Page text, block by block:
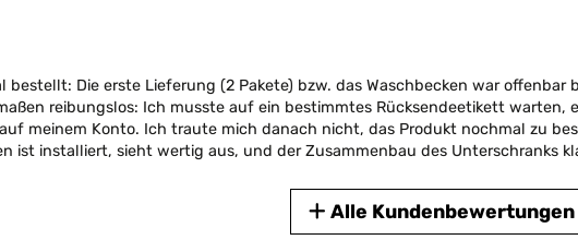
bestellt: Die erste Lieferung (2 Pakete) bzw. das Waschbecken war
reibungslos: Ich musste auf ein bestimmtes Rücksendeetikett
meinem Konto. Ich traute mich danach nicht, das Produkt nochmal zu
ist installiert, sieht wertig aus, und der Zusammenbau des Unterschranks
durch Chal-Tec GmbH nicht eigenständig überprüft
Alle